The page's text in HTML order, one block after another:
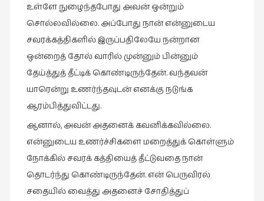
இயற்கை
இலக்கியம்
இன்னொரு
கவிதை
இலக்கியப்
பேருரைகள்
ஊடகம்
உள்ளே நுழைந்தபோது அவன் ஒன்றும்
சொல்லவில்லை. அப்போது நான் என்னுடைய
சவரக்கத்திகளில் இருப்பதிலேயே நன்றான
ஒன்றைத் தோல் வாரில் முன்னும் பின்னும்
தேய்த்துத் தீட்டிக் கொண்டிருந்தேன். வந்தவன்
யாரென்று உணர்ந்தவுடன் எனக்கு நடுங்க
ஆரம்பித்துவிட்டது.
ஆனால், அவன் அதனைக் கவனிக்கவில்லை.
என்னுடைய உணர்ச்சிகளை மறைத்துக் கொள்ளும்
நோக்கில் சவரக் கத்தியைத் தீட்டுவதை நான்
தொடர்ந்து கொண்டிருந்தேன். என் பெருவிரல்
சதையில் வைத்து அதனைச் சோதித்துப்